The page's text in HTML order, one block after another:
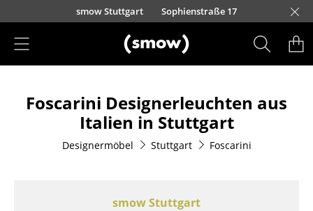
Direkt zum Inhalt
10039
Lorettostraße 28
Straße 30-32
Landstraße 140
Wohleb-Straße 6/8
Schmiedestraße 8
Straße 91
Zollernstraße 29
Kronengasse 15 70
Laufer Gasse 24
Vorderer Eckweg 37smow Stuttgart Sophienstraße 17
Sitzmöbel
Foscarini Designerleuchten aus
Italien in Stuttgart
Designermöbel Stuttgart Foscarini
smow Stuttgart